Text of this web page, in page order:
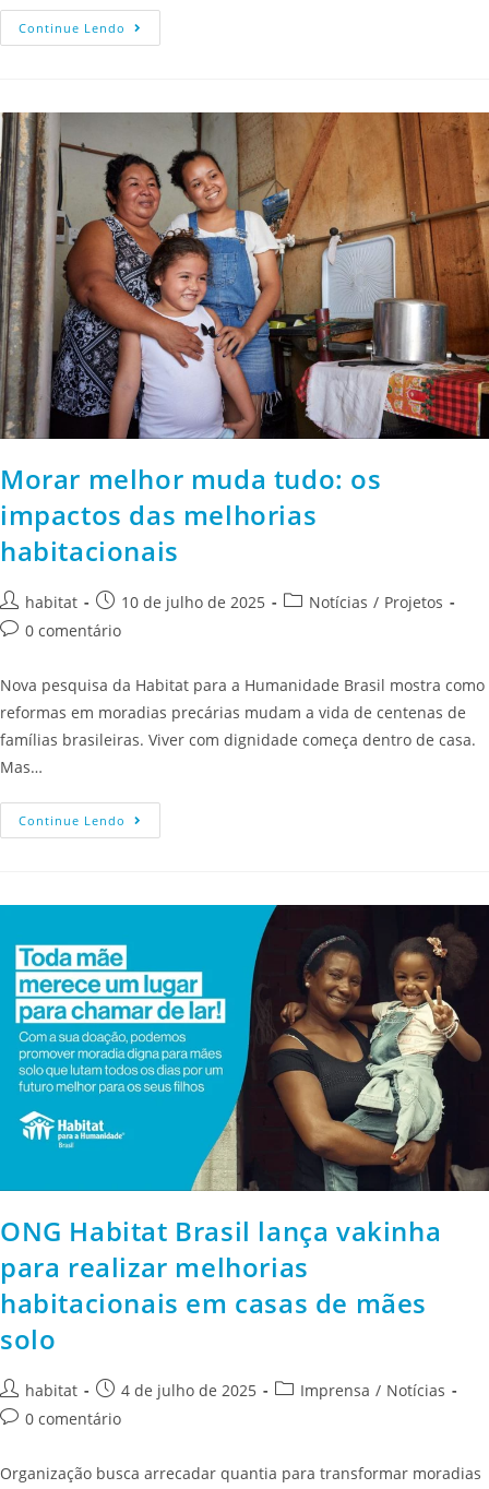
Continue Lendo
Morar melhor muda tudo: os
impactos das melhorias
habitacionais
habitat 10 de julho de 2025 Notícias / Projetos
0 comentário
Nova pesquisa da Habitat para a Humanidade Brasil mostra como
reformas em moradias precárias mudam a vida de centenas de
famílias brasileiras. Viver com dignidade começa dentro de casa.
Mas…
Continue Lendo
ONG Habitat Brasil lança vakinha
para realizar melhorias
habitacionais em casas de mães
solo
habitat 4 de julho de 2025 Imprensa / Notícias
0 comentário
Organização busca arrecadar quantia para transformar moradias